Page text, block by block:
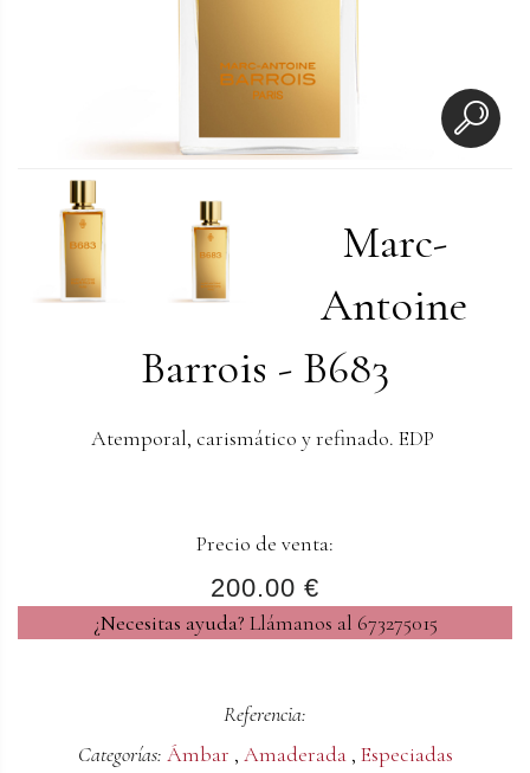
Marc-
Antoine
Barrois - B683
Atemporal, carismático y refinado. EDP
Precio de venta:
200.00 €
¿Necesitas ayuda? Llámanos al 673275015
Referencia:
Categorías: Ámbar , Amaderada, Especiadas